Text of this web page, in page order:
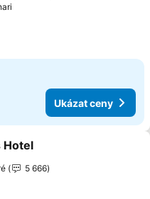
Ukázat ceny
na seznam oblíbených
Hotel
5 666